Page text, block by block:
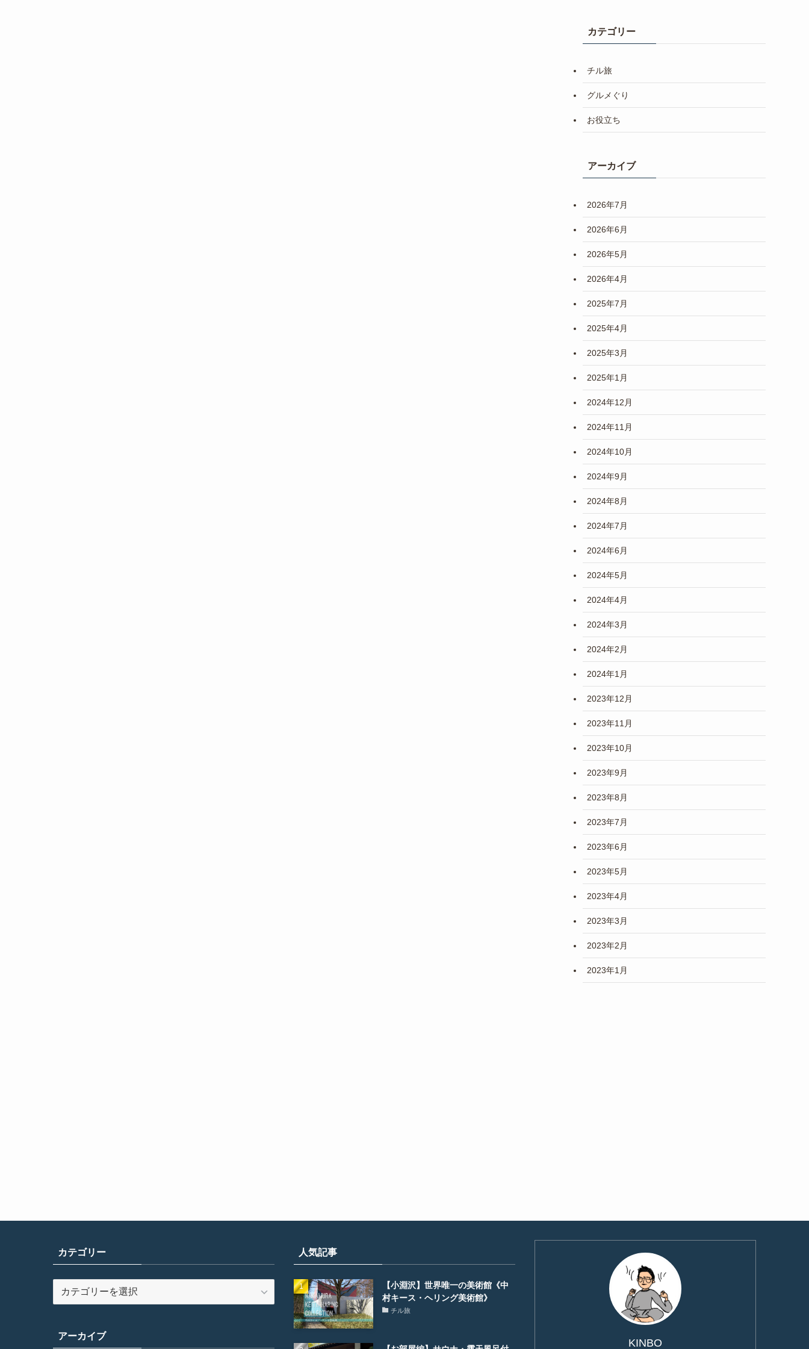
カテゴリー
チル旅
グルメぐり
お役立ち
アーカイブ
2026年7月
2026年6月
2026年5月
2026年4月
2025年7月
2025年4月
2025年3月
2025年1月
2024年12月
2024年11月
2024年10月
2024年9月
2024年8月
2024年7月
2024年6月
2024年5月
2024年4月
2024年3月
2024年2月
2024年1月
2023年12月
2023年11月
2023年10月
2023年9月
2023年8月
2023年7月
2023年6月
2023年5月
2023年4月
2023年3月
2023年2月
2023年1月
カテゴリー
テ
リ
ー
アーカイブ
人気記事
【小淵沢】世界唯一の美術館《中
村キース・ヘリング美術館》
チル旅
KINBO